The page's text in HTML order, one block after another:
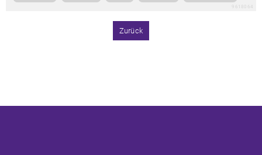
Zurück